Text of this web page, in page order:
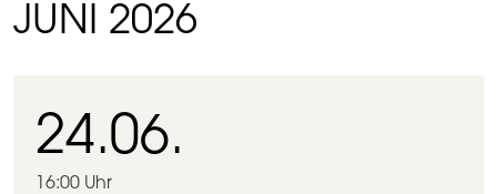
JUNI 2026
24.06.
16:00 Uhr